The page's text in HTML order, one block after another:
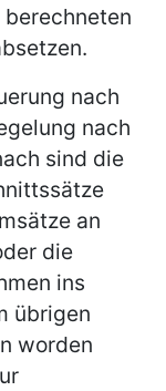
nach
nach
sind die
an
die
ins
übrigen
worden